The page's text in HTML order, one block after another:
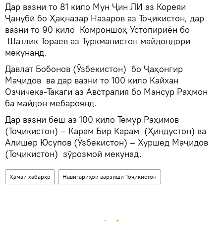
Дар вазни то 81 кило Мун Ҷин ЛИ аз Кореяи
Ҷанубӣ бо Ҳақназар Назаров аз Тоҷикистон, дар
вазни то 90 кило Комроншоҳ Устопириён бо
Шатлик Тораев аз Туркманистон майдондорӣ
мекунанд.
Давлат Бобонов (Ӯзбекистон) бо Ҷаҳонгир
Маҷидов ва дар вазни то 100 кило Кайхан
Озчичека-Такаги аз Австралия бо Мансур Раҳмон
ба майдон мебароянд.
Дар вазни беш аз 100 кило Темур Раҳимов
(Тоҷикистон) – Карам Бир Карам (Ҳиндустон) ва
Алишер Юсупов (Ӯзбекистон) – Хуршед Маҷидов
(Тоҷикистон) зӯрозмоӣ мекунад.
Ҳамаи хабарҳо Навигариҳои варзиши Тоҷикистон